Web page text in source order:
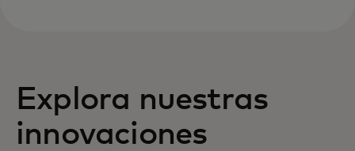
Explora nuestras
innovaciones